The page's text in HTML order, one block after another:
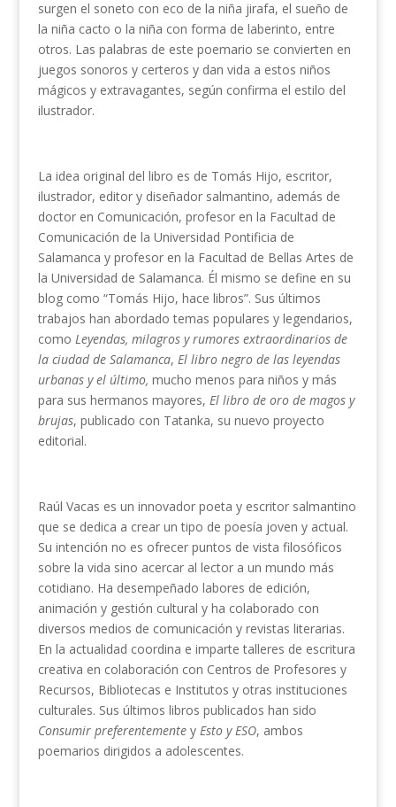
surgen el soneto con eco de la niña jirafa, el sueño de
la niña cacto o la niña con forma de laberinto, entre
otros. Las palabras de este poemario se convierten en
juegos sonoros y certeros y dan vida a estos niños
mágicos y extravagantes, según confirma el estilo del
ilustrador.
La idea original del libro es de Tomás Hijo, escritor,
ilustrador, editor y diseñador salmantino, además de
doctor en Comunicación, profesor en la Facultad de
Comunicación de la Universidad Pontificia de
Salamanca y profesor en la Facultad de Bellas Artes de
la Universidad de Salamanca. Él mismo se define en su
blog como “Tomás Hijo, hace libros”. Sus últimos
trabajos han abordado temas populares y legendarios,
como Leyendas, milagros y rumores extraordinarios de
la ciudad de Salamanca, El libro negro de las leyendas
urbanas y el último, mucho menos para niños y más
para sus hermanos mayores, El libro de oro de magos y
brujas, publicado con Tatanka, su nuevo proyecto
editorial.
Raúl Vacas es un innovador poeta y escritor salmantino
que se dedica a crear un tipo de poesía joven y actual.
Su intención no es ofrecer puntos de vista filosóficos
sobre la vida sino acercar al lector a un mundo más
cotidiano. Ha desempeñado labores de edición,
animación y gestión cultural y ha colaborado con
diversos medios de comunicación y revistas literarias.
En la actualidad coordina e imparte talleres de escritura
creativa en colaboración con Centros de Profesores y
Recursos, Bibliotecas e Institutos y otras instituciones
culturales. Sus últimos libros publicados han sido
Consumir preferentementey Esto y ESO, ambos
poemarios dirigidos a adolescentes.